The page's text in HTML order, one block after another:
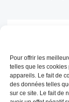
Pour offrir les
telles que les cookies
appareils. Le fait de
des données telles
sur ce site. Le fait de